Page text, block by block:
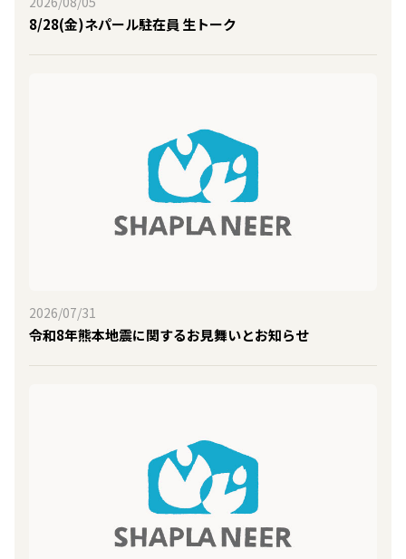
8/28(金)ネパール駐在員 生トーク
2026/07/31
令和8年熊本地震に関するお見舞いとお知らせ